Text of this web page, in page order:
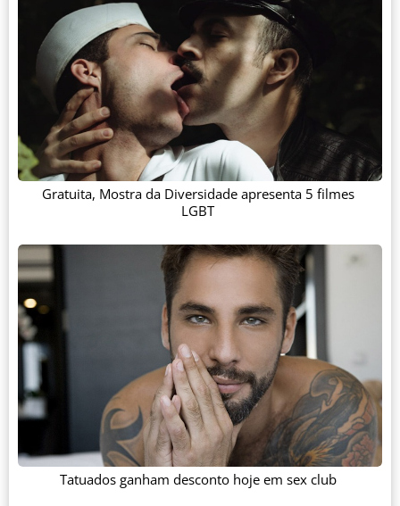
Gratuita, Mostra da Diversidade apresenta 5 filmes
LGBT
Tatuados ganham desconto hoje em sex club